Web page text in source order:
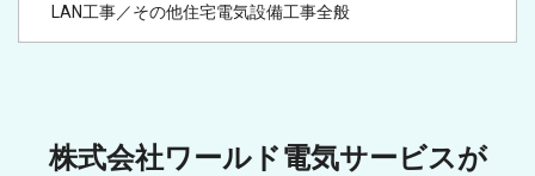
LAN工事／その他住宅電気設備工事全般
株式会社ワールド電気サービスが